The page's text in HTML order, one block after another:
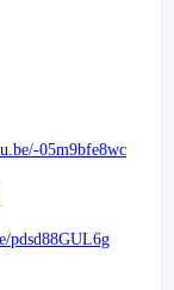
05m9bfe8wc
pdsd88GUL6g